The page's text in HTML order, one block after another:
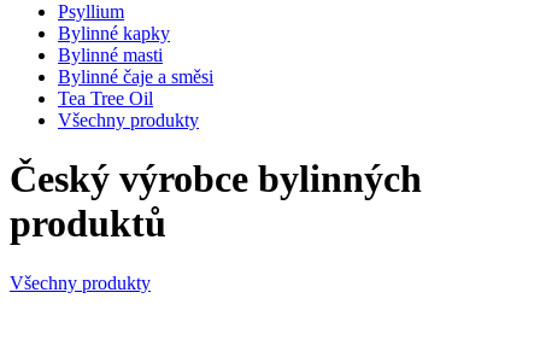
Psyllium
Bylinné kapky
Bylinné masti
Bylinné čaje a směsi
Tea Tree Oil
Všechny produkty
Český výrobce bylinných
produktů
Všechny produkty